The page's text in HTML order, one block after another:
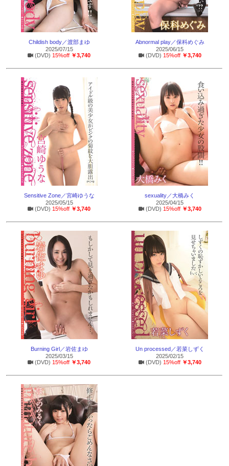
Childish body／渡部まゆ
2025/07/15
(DVD) 15%off ￥3,740
Abnormal play／保科めぐみ
2025/06/15
(DVD) 15%off ￥3,740
Sensitive Zone／宮崎ゆうな
2025/05/15
(DVD) 15%off ￥3,740
sexuality／大橋みく
2025/04/15
(DVD) 15%off ￥3,740
Burning Girl／岩佐まゆ
2025/03/15
(DVD) 15%off ￥3,740
Un processed／若菜しずく
2025/02/15
(DVD) 15%off ￥3,740